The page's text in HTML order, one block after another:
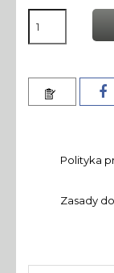
Polityka
Zasady